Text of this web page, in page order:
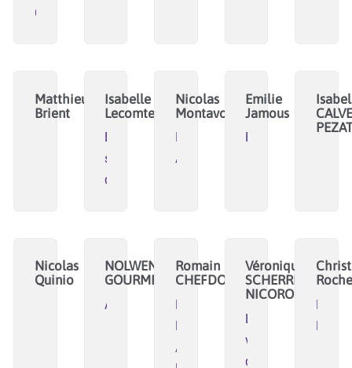
Chrysalide)
Matthieu
Brient
Isabelle
Lecomte
Et
si
demain
Nicolas
Montavont
IMT
Atlantique
Emilie
Jamous
Rêver73
PEZAT
Nicolas
Quinio
NOLWENN
GOURMELON
Aencrage
Romain
CHEFDOR
Rennes
Métropole
/
Véronique
SCHERRER
NICOROSI
Laboratoire
vivant
de